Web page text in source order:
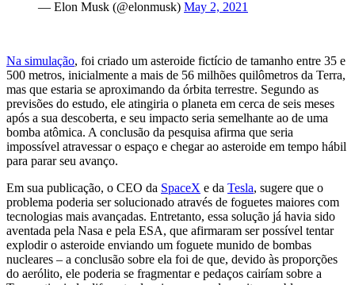
— Elon Musk (@elonmusk) May 2, 2021
Na simulação, foi criado um asteroide fictício de tamanho entre 35 e
500 metros, inicialmente a mais de 56 milhões quilômetros da Terra,
mas que estaria se aproximando da órbita terrestre. Segundo as
previsões do estudo, ele atingiria o planeta em cerca de seis meses
após a sua descoberta, e seu impacto seria semelhante ao de uma
bomba atômica. A conclusão da pesquisa afirma que seria
impossível atravessar o espaço e chegar ao asteroide em tempo hábil
para parar seu avanço.
Em sua publicação, o CEO da SpaceX e da Tesla, sugere que o
problema poderia ser solucionado através de foguetes maiores com
tecnologias mais avançadas. Entretanto, essa solução já havia sido
aventada pela Nasa e pela ESA, que afirmaram ser possível tentar
explodir o asteroide enviando um foguete munido de bombas
nucleares – a conclusão sobre ela foi de que, devido às proporções
do aerólito, ele poderia se fragmentar e pedaços cairíam sobre a